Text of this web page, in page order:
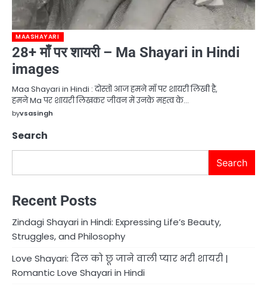
MAASHAYARI
28+ माँ पर शायरी – Ma Shayari in Hindi
images
Maa Shayari in Hindi : दोस्तों आज हमने माँ पर शायरी लिखी है,
हमने Ma पर शायरी लिखकर जीवन में उनके महत्व के…
byvsasingh
Search
Search
Recent Posts
Zindagi Shayari in Hindi: Expressing Life’s Beauty,
Struggles, and Philosophy
Love Shayari: दिल को छू जाने वाली प्यार भरी शायरी |
Romantic Love Shayari in Hindi